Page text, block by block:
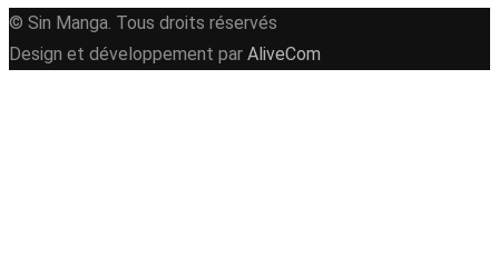
© Sin Manga. Tous droits réservés
Design et développement par AliveCom